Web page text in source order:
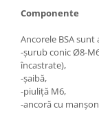
Componente
Ancorele BSA
-șurub conic Ø8-
încastrate),
-șaibă,
-piuliță M6,
-ancoră cu